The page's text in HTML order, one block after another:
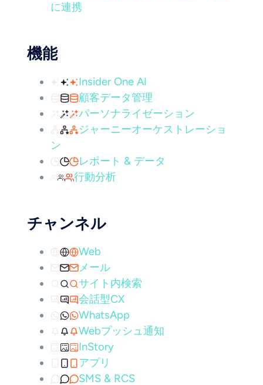
に連携
機能
Insider One AI
顧客データ管理
パーソナライゼーション
ジャーニーオーケストレーショ
ン
レポート & データ
行動分析
チャンネル
Web
メール
サイト内検索
会話型CX
WhatsApp
Webプッシュ通知
InStory
アプリ
SMS & RCS